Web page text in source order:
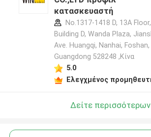
κατασκευαστή
No.1317-1418 D, 13A Floor,
Building D, Wanda Plaza,
Ave. Huangqi, Nanhai, Foshan,
Guangdong 528248 ,Κίνα
5.0
Ελεγχμένος
Δείτε περισσότερων